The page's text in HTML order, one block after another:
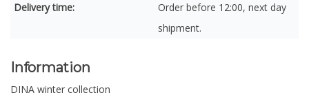
Delivery time:
Order before 12:00, next day
shipment.
Information
DINA winter collection